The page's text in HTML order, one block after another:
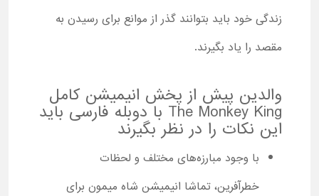
زندگی خود باید بتوانند گذر از موانع برای رسیدن به
مقصد را یاد بگیرند.
والدین پیش از پخش انیمیشن کامل
The Monkey King با دوبله فارسی باید
این نکات را در نظر بگیرند
با وجود مبارزه‌های مختلف و لحظات
خطرآفرین، تماشا انیمیشن شاه میمون برای